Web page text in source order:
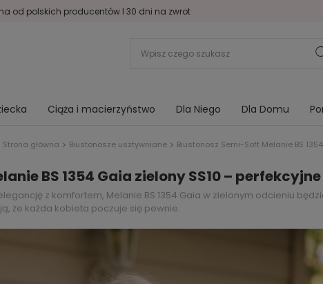
od polskich producentów I 30 dni na zwrot
Ciąża i macierzyństwo Dla Niego Dla Domu
Strona główna Biustonosze usztywniane Biustonosz Semi-Soft Melanie BS
BS 1354 Gaia zielony SS10 –
z komfortem, Melanie BS 1354 Gaia w zielonym odcieniu
że każda kobieta poczuje się pewnie.